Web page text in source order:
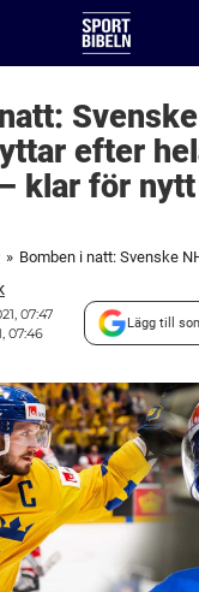
efter
klar för
»
07:47
07:46
Lägg till